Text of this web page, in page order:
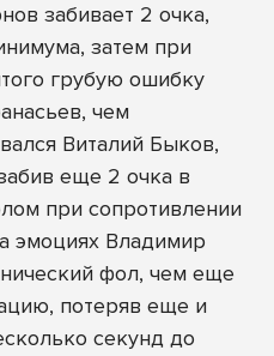
забивает 2 очка,
затем при
грубую ошибку
чем
Виталий Быков,
еще 2 очка в
при сопротивлении
эмоциях Владимир
фол, чем еще
потеряв еще и
секунд до